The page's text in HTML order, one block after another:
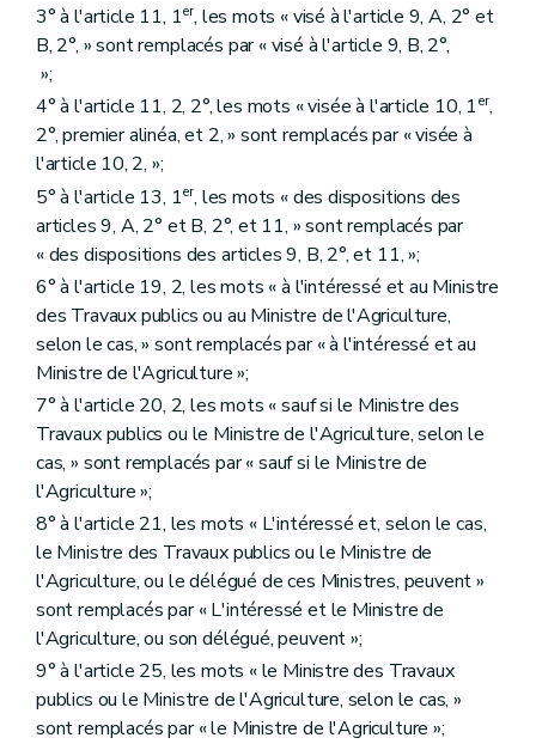
3° à l'article 11, 1er, les mots « visé à l'article 9, A, 2° et
B, 2°, » sont remplacés par « visé à l'article 9, B, 2°,
»;
4° à l'article 11, 2, 2°, les mots « visée à l'article 10, 1er,
2°, premier alinéa, et 2, » sont remplacés par « visée à
l'article 10, 2, »;
5° à l'article 13, 1er, les mots « des dispositions des
articles 9, A, 2° et B, 2°, et 11, » sont remplacés par
« des dispositions des articles 9, B, 2°, et 11, »;
6° à l'article 19, 2, les mots « à l'intéressé et au Ministre
des Travaux publics ou au Ministre de l'Agriculture,
selon le cas, » sont remplacés par « à l'intéressé et au
Ministre de l'Agriculture »;
7° à l'article 20, 2, les mots « sauf si le Ministre des
Travaux publics ou le Ministre de l'Agriculture, selon le
cas, » sont remplacés par « sauf si le Ministre de
l'Agriculture »;
8° à l'article 21, les mots « L'intéressé et, selon le cas,
le Ministre des Travaux publics ou le Ministre de
l'Agriculture, ou le délégué de ces Ministres, peuvent »
sont remplacés par « L'intéressé et le Ministre de
l'Agriculture, ou son délégué, peuvent »;
9° à l'article 25, les mots « le Ministre des Travaux
publics ou le Ministre de l'Agriculture, selon le cas, »
sont remplacés par « le Ministre de l'Agriculture »;